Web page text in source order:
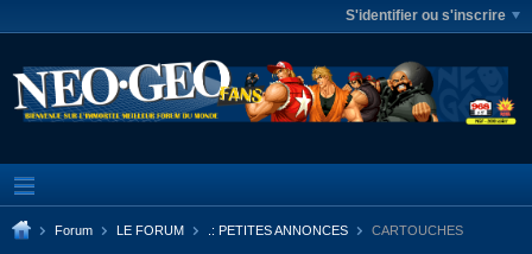
S'identifier ou s'inscrire
Forum LE FORUM .: PETITES ANNONCES CARTOUCHES